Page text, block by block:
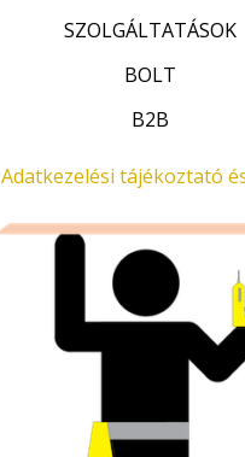
SZOLGÁLTATÁSOK
BOLT
B2B
Adatkezelési tájékoztató